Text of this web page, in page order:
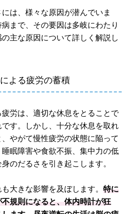
は、様々な原因が潜んでいま
まで、その要因は多岐にわたり
主な原因について詳しく解説し
よる疲労の蓄積
労は、適切な休息をとることで
す。しかし、十分な休息を取れ
やがて慢性疲労の状態に陥って
眠障害や食欲不振、集中力の低
のだるさを引き起こします。
大きな影響を及ぼします。特に
規則になると、体内時計が狂